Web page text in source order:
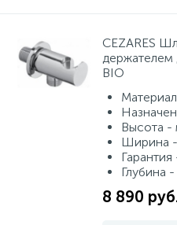
CEZARES
держателем
BIO
Высота
Ширина
Гарантия
Глубина
8 890